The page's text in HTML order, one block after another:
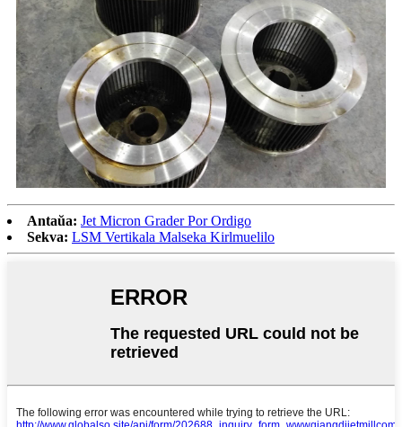
Antaŭa: Jet Micron Grader Por Ordigo
Sekva: LSM Vertikala Malseka Kirlmuelilo